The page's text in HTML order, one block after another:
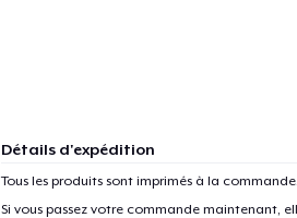
Détails d'expédition
Tous les produits sont imprimés à la commande.
Si vous passez votre commande maintenant,